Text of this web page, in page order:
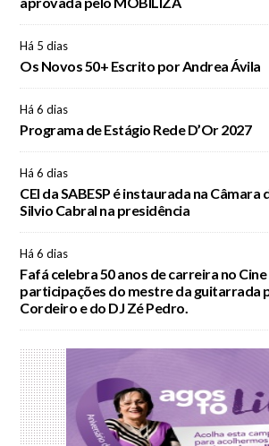
Há 5 dias
Os Novos 50+ Escrito por Andrea Ávila
Há 6 dias
Programa de Estágio Rede D’Or 2027
Há 6 dias
CEI da SABESP é instaurada na Câmara
Silvio Cabral na presidência
Há 6 dias
Fafá celebra 50 anos de carreira no Cine
participações do mestre da guitarrada
Cordeiro e do DJ Zé Pedro.